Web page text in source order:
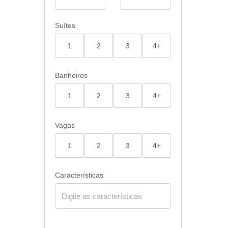
Suítes
1 2 3 4+
Banheiros
1 2 3 4+
Vagas
1 2 3 4+
Características